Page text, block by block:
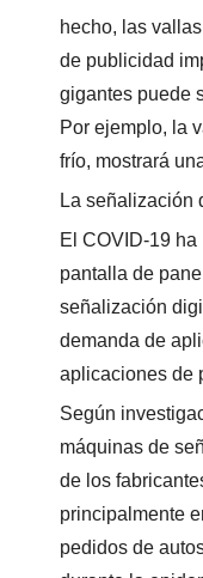
hecho, las
de publicidad
gigantes puede
Por ejemplo, la
frío, mostrará
La señalización
El COVID-19
pantalla de
señalización
demanda de
aplicaciones de
Según
máquinas de
de los
principalmente
pedidos de